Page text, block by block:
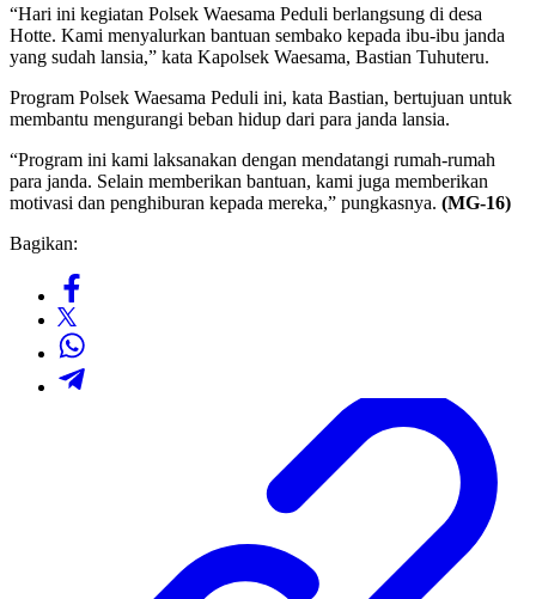
“Hari ini kegiatan Polsek Waesama Peduli berlangsung di desa
Hotte. Kami menyalurkan bantuan sembako kepada ibu-ibu janda
yang sudah lansia,” kata Kapolsek Waesama, Bastian Tuhuteru.
Program Polsek Waesama Peduli ini, kata Bastian, bertujuan untuk
membantu mengurangi beban hidup dari para janda lansia.
“Program ini kami laksanakan dengan mendatangi rumah-rumah
para janda. Selain memberikan bantuan, kami juga memberikan
motivasi dan penghiburan kepada mereka,” pungkasnya. (MG-16)
Bagikan: